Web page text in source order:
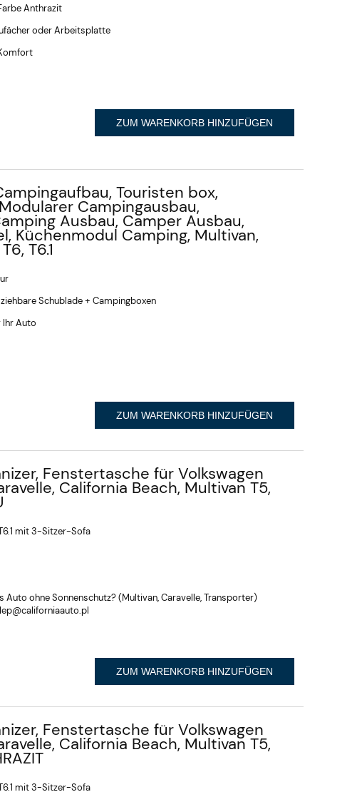
Anthrazit
oder Arbeitsplatte
ZUM WARENKORB HINZUFÜGEN
Touristen box,
Campingausbau,
Ausbau, Camper Ausbau,
Küchenmodul Camping, Multivan,
T6.1
Schublade + Campingboxen
Ihr Auto
ZUM WARENKORB HINZUFÜGEN
Fenstertasche für Volkswagen
California Beach, Multivan T5,
mit 3-Sitzer-Sofa
Auto ohne Sonnenschutz? (Multivan, Caravelle, Transporter)
ZUM WARENKORB HINZUFÜGEN
Fenstertasche für Volkswagen
California Beach, Multivan T5,
mit 3-Sitzer-Sofa